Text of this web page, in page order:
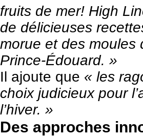
fruits de mer! High
de délicieuses
morue et des moules
Prince-Édouard. »
Il ajoute que « les
choix judicieux pour
l’hiver. »
Des approches